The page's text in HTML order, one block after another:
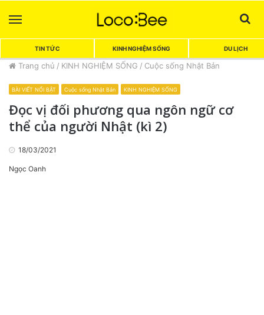
TIN TỨC KINH NGHIỆM SỐNG DU LỊCH
Trang chủ / KINH NGHIỆM SỐNG / Cuộc sống Nhật Bản
BÀI VIẾT NỔI BẬT Cuộc sống Nhật Bản KINH NGHIỆM SỐNG
Đọc vị đối phương qua ngôn ngữ cơ
thể của người Nhật (kì 2)
18/03/2021
Ngọc Oanh